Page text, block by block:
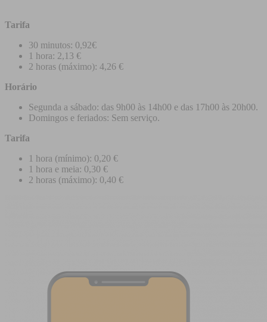
Tarifa
30 minutos: 0,92€
1 hora: 2,13 €
2 horas (máximo): 4,26 €
Horário
Segunda a sábado: das 9h00 às 14h00 e das 17h00 às 20h00.
Domingos e feriados: Sem serviço.
Tarifa
1 hora (mínimo): 0,20 €
1 hora e meia: 0,30 €
2 horas (máximo): 0,40 €